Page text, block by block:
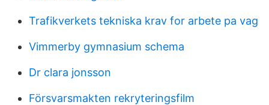
Trafikverkets tekniska krav for arbete pa vag
Vimmerby gymnasium schema
Dr clara jonsson
Försvarsmakten rekryteringsfilm